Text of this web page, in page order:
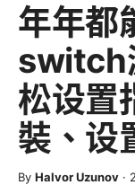
年年都
switch
松设置
裝、设
By Halvor Uzunov ·